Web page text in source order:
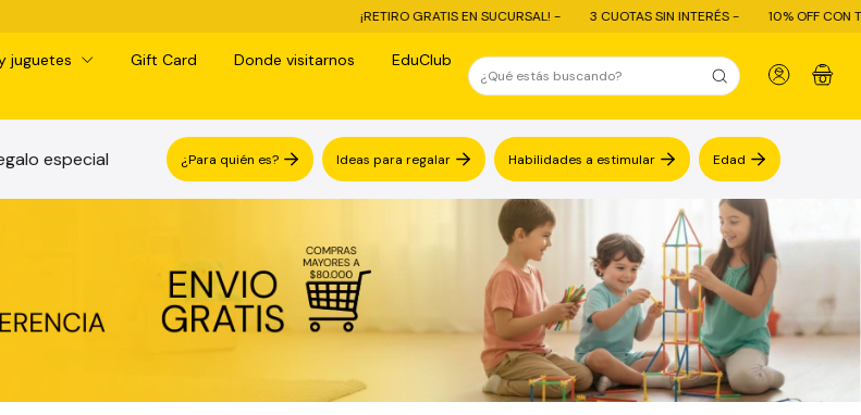
¡RETIRO GRATIS EN SUCURSAL! - 3 CUOTAS SIN INTERÉS - 10% OFF CON TRANSFERENCIA - ENVÍO
juguetes Gift Card Donde visitarnos
EduClub
0
especial ¿Para quién es? Ideas para regalar Habilidades a estimular Edad